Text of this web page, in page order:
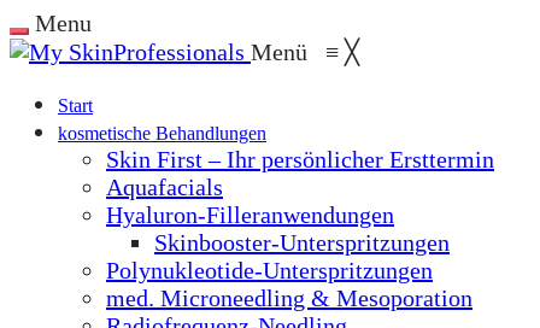
Menu
Menü ≡ ╳
Start
kosmetische Behandlungen
Skin First – Ihr persönlicher Ersttermin
Aquafacials
Hyaluron-Filleranwendungen
Skinbooster-Unterspritzungen
Polynukleotide-Unterspritzungen
med. Microneedling & Mesoporation